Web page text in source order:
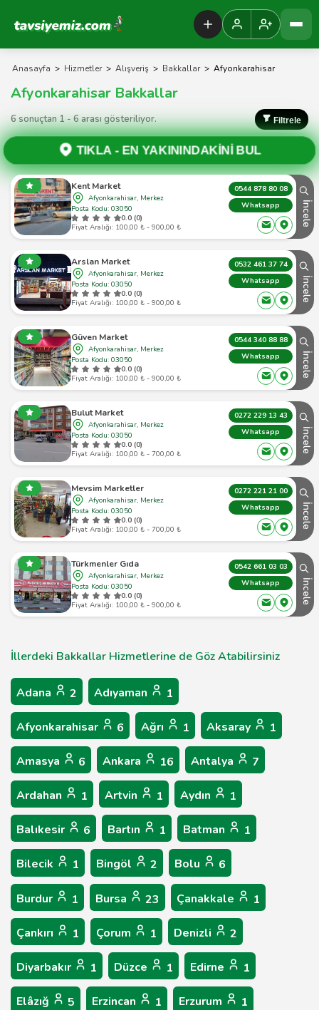
Tavsiyemiz Anasayfa
Anasayfa > Hizmetler > Alışveriş > Bakkallar > Afyonkarahisar
Afyonkarahisar Bakkallar
6 sonuçtan 1 - 6 arası gösteriliyor. Filtrele
TIKLA -EN YAKININDAKİNİ BUL
Kent Market
Afyonkarahisar, Merkez
Posta Kodu: 03050
0.0 (0)
Fiyat Aralığı: 100,00 ₺ - 900,00 ₺
0544 878 80 08
Whatsapp
İncele
Arslan Market
Afyonkarahisar, Merkez
Posta Kodu: 03050
0.0 (0)
Fiyat Aralığı: 100,00 ₺ - 900,00 ₺
0532 461 37 74
Whatsapp
İncele
Güven Market
Afyonkarahisar, Merkez
Posta Kodu: 03050
0.0 (0)
Fiyat Aralığı: 100,00 ₺ - 900,00 ₺
0544 340 88 88
Whatsapp
İncele
Bulut Market
Afyonkarahisar, Merkez
Posta Kodu: 03050
0.0 (0)
Fiyat Aralığı: 100,00 ₺ - 700,00 ₺
0272 229 13 43
Whatsapp
İncele
Mevsim Marketler
Afyonkarahisar, Merkez
Posta Kodu: 03050
0.0 (0)
Fiyat Aralığı: 100,00 ₺ - 700,00 ₺
0272 221 21 00
Whatsapp
İncele
Türkmenler Gıda
Afyonkarahisar, Merkez
Posta Kodu: 03050
0.0 (0)
Fiyat Aralığı: 100,00 ₺ - 900,00 ₺
0542 661 03 03
Whatsapp
İncele
İllerdeki Bakkallar Hizmetlerine de Göz Atabilirsiniz
Adana 2 Adıyaman 1
Afyonkarahisar 6 Ağrı 1 Aksaray 1
Amasya 6 Ankara 16 Antalya 7
Ardahan 1 Artvin 1 Aydın 1
Balıkesir 6 Bartın 1 Batman 1
Bilecik 1 Bingöl 2 Bolu 6
Burdur 1 Bursa 23 Çanakkale 1
Çankırı 1 Çorum 1 Denizli 2
Diyarbakır 1 Düzce 1 Edirne 1
Elâzığ 5 Erzincan 1 Erzurum 1